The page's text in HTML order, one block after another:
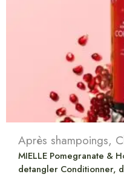
Après shampoings,
MIELLE Pomegranate &
detangler Conditionner,